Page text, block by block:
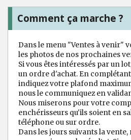
Comment ça marche ?
Dans le menu "Ventes à venir"
les photos de nos prochaines
Si vous êtes intéressés par un
un ordre d'achat. En
indiquez votre plafond
nous le communiquez en
Nous miserons pour votre
enchérisseurs qu'ils soient en
téléphone ou sur ordre.
Dans les jours suivants la vente,